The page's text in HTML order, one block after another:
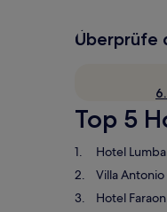
Überprüfe
Top 5
Hotel
Villa Antonio
Hotel Faraon